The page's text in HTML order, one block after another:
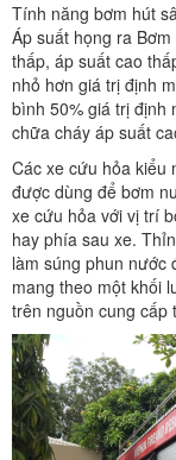
Tính năng bơm hút
Áp suất họng ra
thấp, áp suất cao
nhỏ hơn giá trị định
bình 50% giá trị định
chữa cháy áp suất
Các xe cứu hỏa kiểu
được dùng để bơm
xe cứu hỏa với vị trí
hay phía sau xe.
làm súng phun nước
mang theo một khối
trên nguồn cung